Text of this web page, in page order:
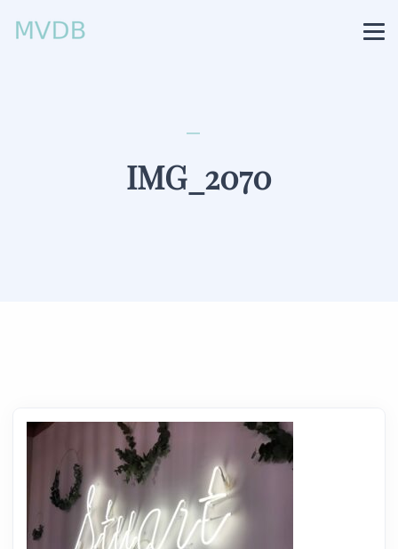
IMG_2070